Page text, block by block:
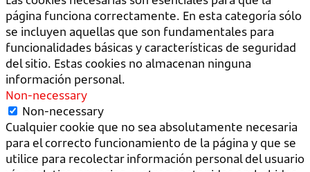
página funciona correctamente. En esta categoría sólo
se incluyen aquellas que son fundamentales para
funcionalidades básicas y características de seguridad
del sitio. Estas cookies no almacenan ninguna
información personal.
Non-necessary
Non-necessary
Cualquier cookie que no sea absolutamente necesaria
para el correcto funcionamiento de la página y que se
utilice para recolectar información personal del usuario